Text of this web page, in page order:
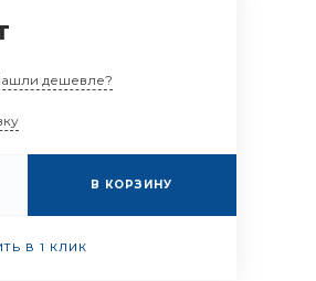
дешевле?
В КОРЗИНУ
В 1 КЛИК